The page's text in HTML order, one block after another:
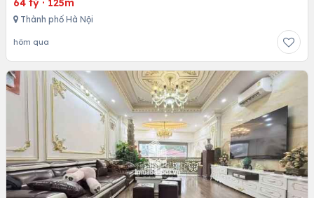
64 tỷ · 125m
Thành phố Hà Nội
hôm qua